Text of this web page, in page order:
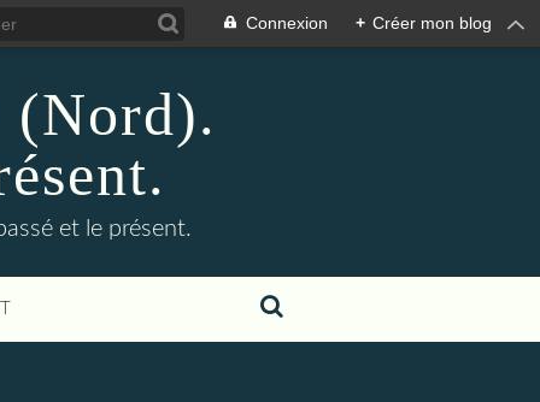
Connexion + Créer mon blog
et le présent.